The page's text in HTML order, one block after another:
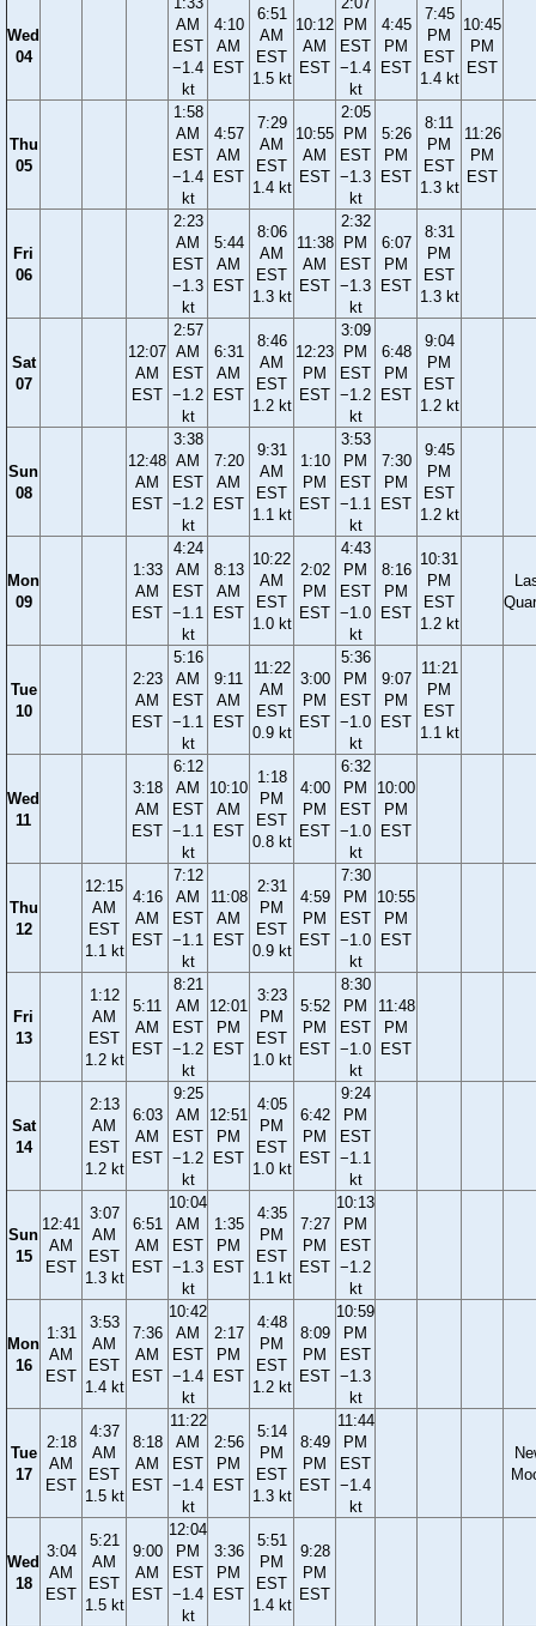
Wed
04
AM
EST
−1.4
kt
4:10
AM
EST
6:51
AM
EST
1.5 kt
10:12
AM
EST
PM
EST
−1.4
kt
4:45
PM
EST
7:45
PM
EST
1.4 kt
10:45
PM
EST
Thu
05
1:58
AM
EST
−1.4
kt
4:57
AM
EST
7:29
AM
EST
1.4 kt
10:55
AM
EST
2:05
PM
EST
−1.3
kt
5:26
PM
EST
8:11
PM
EST
1.3 kt
11:26
PM
EST
Fri
06
2:23
AM
EST
−1.3
kt
5:44
AM
EST
8:06
AM
EST
1.3 kt
11:38
AM
EST
2:32
PM
EST
−1.3
kt
6:07
PM
EST
8:31
PM
EST
1.3 kt
Sat
07
12:07
AM
EST
2:57
AM
EST
−1.2
kt
6:31
AM
EST
8:46
AM
EST
1.2 kt
12:23
PM
EST
3:09
PM
EST
−1.2
kt
6:48
PM
EST
9:04
PM
EST
1.2 kt
Sun
08
12:48
AM
EST
3:38
AM
EST
−1.2
kt
7:20
AM
EST
9:31
AM
EST
1.1 kt
1:10
PM
EST
3:53
PM
EST
−1.1
kt
7:30
PM
EST
9:45
PM
EST
1.2 kt
Mon
09
1:33
AM
EST
4:24
AM
EST
−1.1
kt
8:13
AM
EST
10:22
AM
EST
1.0 kt
2:02
PM
EST
4:43
PM
EST
−1.0
kt
8:16
PM
EST
10:31
PM
EST
1.2 kt
Tue
10
2:23
AM
EST
5:16
AM
EST
−1.1
kt
9:11
AM
EST
11:22
AM
EST
0.9 kt
3:00
PM
EST
5:36
PM
EST
−1.0
kt
9:07
PM
EST
11:21
PM
EST
1.1 kt
Wed
11
3:18
AM
EST
6:12
AM
EST
−1.1
kt
10:10
AM
EST
1:18
PM
EST
0.8 kt
4:00
PM
EST
6:32
PM
EST
−1.0
kt
10:00
PM
EST
Thu
12
12:15
AM
EST
1.1 kt
4:16
AM
EST
7:12
AM
EST
−1.1
kt
11:08
AM
EST
2:31
PM
EST
0.9 kt
4:59
PM
EST
7:30
PM
EST
−1.0
kt
10:55
PM
EST
Fri
13
1:12
AM
EST
1.2 kt
5:11
AM
EST
8:21
AM
EST
−1.2
kt
12:01
PM
EST
3:23
PM
EST
1.0 kt
5:52
PM
EST
8:30
PM
EST
−1.0
kt
11:48
PM
EST
Sat
14
2:13
AM
EST
1.2 kt
6:03
AM
EST
9:25
AM
EST
−1.2
kt
12:51
PM
EST
4:05
PM
EST
1.0 kt
6:42
PM
EST
9:24
PM
EST
−1.1
kt
Sun
15
12:41
AM
EST
3:07
AM
EST
1.3 kt
6:51
AM
EST
10:04
AM
EST
−1.3
kt
1:35
PM
EST
4:35
PM
EST
1.1 kt
7:27
PM
EST
10:13
PM
EST
−1.2
kt
Mon
16
1:31
AM
EST
3:53
AM
EST
1.4 kt
7:36
AM
EST
10:42
AM
EST
−1.4
kt
2:17
PM
EST
4:48
PM
EST
1.2 kt
8:09
PM
EST
10:59
PM
EST
−1.3
kt
Tue
17
2:18
AM
EST
4:37
AM
EST
1.5 kt
8:18
AM
EST
11:22
AM
EST
−1.4
kt
2:56
PM
EST
5:14
PM
EST
1.3 kt
8:49
PM
EST
11:44
PM
EST
−1.4
kt
Wed
18
3:04
AM
EST
5:21
AM
EST
1.5 kt
9:00
AM
EST
12:04
PM
EST
−1.4
kt
3:36
PM
EST
5:51
PM
EST
1.4 kt
9:28
PM
EST